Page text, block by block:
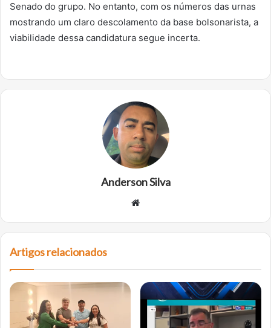
Senado do grupo. No entanto, com os números das urnas
mostrando um claro descolamento da base bolsonarista, a
viabilidade dessa candidatura segue incerta.
Anderson Silva
b
e
Artigos relacionados